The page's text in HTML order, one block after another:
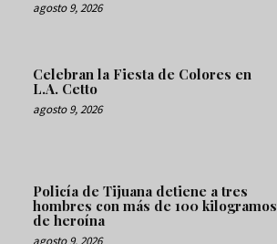
agosto 9, 2026
Celebran la Fiesta de Colores en
L.A. Cetto
agosto 9, 2026
Policía de Tijuana detiene a tres
hombres con más de 100 kilogramos
de heroína